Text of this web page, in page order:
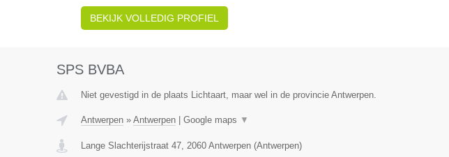
BEKIJK VOLLEDIG PROFIEL
SPS BVBA
Niet gevestigd in de plaats Lichtaart, maar wel in de provincie Antwerpen.
Antwerpen» Antwerpen| Google maps ▼
Lange Slachterijstraat 47, 2060 Antwerpen(Antwerpen)